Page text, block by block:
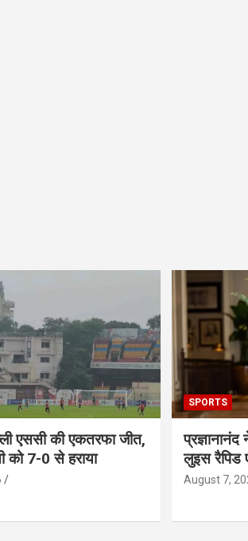
एससी की एकतरफा जीत,
को 7-0 से हराया
SPORTS
लुइस रैपिड
August 7,